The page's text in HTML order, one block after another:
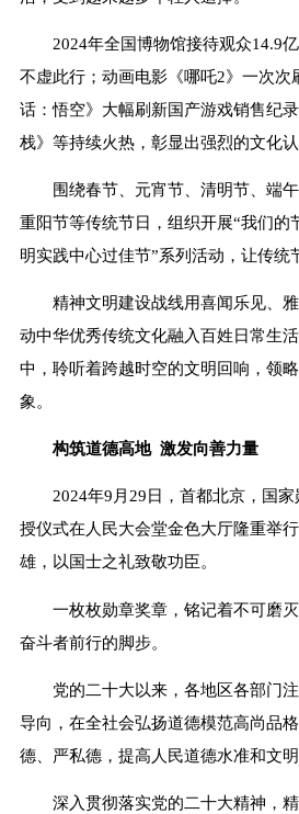
2024年全国博物馆接待观众14.9
不虚此行；动画电影《哪吒2》一次次
话：悟空》大幅刷新国产游戏销售纪
栈》等持续火热，彰显出强烈的文化认
围绕春节、元宵节、清明节、端
重阳节等传统节日，组织开展“我们的
明实践中心过佳节”系列活动，让传
精神文明建设战线用喜闻乐见、
动中华优秀传统文化融入百姓日常生
中，聆听着跨越时空的文明回响，领
象。
构筑道德高地 激发向善力量
2024年9月29日，首都北京，国
授仪式在人民大会堂金色大厅隆重举
雄，以国士之礼致敬功臣。
一枚枚勋章奖章，铭记着不可磨
奋斗者前行的脚步。
党的二十大以来，各地区各部门
导向，在全社会弘扬道德模范高尚品
德、严私德，提高人民道德水准和文明
深入贯彻落实党的二十大精神，